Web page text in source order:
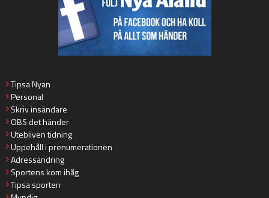
Tipsa Nyan
Personal
Skriv insändare
OBS det händer
Utebliven tidning
Uppehåll i prenumerationen
Adressändring
Sportens kom ihåg
Tipsa sporten